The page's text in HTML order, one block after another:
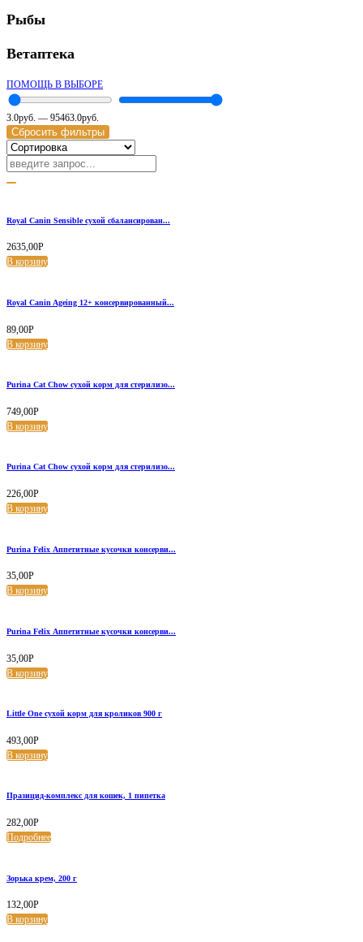
Рыбы
Ветаптека
ПОМОЩЬ В ВЫБОРЕ
3.0руб. — 95463.0руб.
Сбросить фильтры
Royal Canin Sensible сухой сбалансирован...
2635,00Р
В корзину
Royal Canin Ageing 12+ консервированный...
89,00Р
В корзину
Purina Cat Chow сухой корм для стерилизо...
749,00Р
В корзину
Purina Cat Chow сухой корм для стерилизо...
226,00Р
В корзину
Purina Felix Аппетитные кусочки консерви...
35,00Р
В корзину
Purina Felix Аппетитные кусочки консерви...
35,00Р
В корзину
Little One сухой корм для кроликов 900 г
493,00Р
В корзину
Празицид-комплекс для кошек, 1 пипетка
282,00Р
Подробнее
Зорька крем, 200 г
132,00Р
В корзину